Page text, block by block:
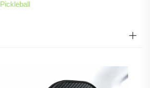
Pickleball